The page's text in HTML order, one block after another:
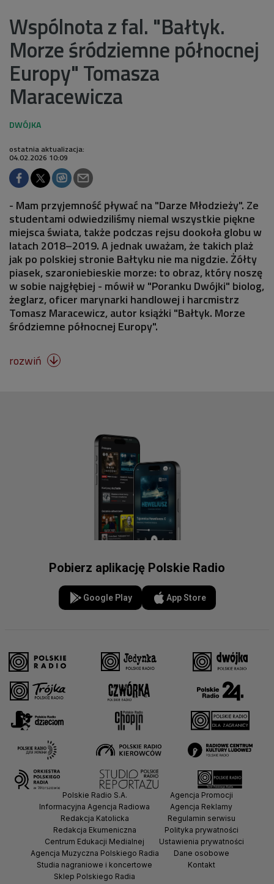
Wspólnota z fal. "Bałtyk.
Morze śródziemne północnej
Europy" Tomasza
Maracewicza
ostatnia aktualizacja:
04.02.2026 10:09
- Mam przyjemność pływać na "Darze Młodzieży". Ze
studentami odwiedziliśmy niemal wszystkie piękne
miejsca świata, także podczas rejsu dookoła globu w
latach 2018–2019. A jednak uważam, że takich plaż
jak po polskiej stronie Bałtyku nie ma nigdzie. Żółty
piasek, szaroniebieskie morze: to obraz, który noszę
w sobie najgłębiej - mówił w "Poranku Dwójki" biolog,
żeglarz, oficer marynarki handlowej i harcmistrz
Tomasz Maracewicz, autor książki "Bałtyk. Morze
śródziemne północnej Europy".
rozwiń 
Pobierz aplikację Polskie Radio
Google Play App Store
Polskie Radio S.A.
Informacyjna Agencja Radiowa
Redakcja Katolicka
Redakcja Ekumeniczna
Centrum Edukacji Medialnej
Agencja Muzyczna Polskiego Radia
Studia nagraniowe i koncertowe
Sklep Polskiego Radia
Agencja Promocji
Agencja Reklamy
Regulamin serwisu
Polityka prywatności
Ustawienia prywatności
Dane osobowe
Kontakt